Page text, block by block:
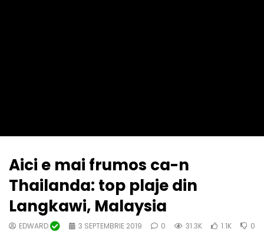
Aici e mai frumos ca-n
Thailanda: top plaje din
Langkawi, Malaysia
EDWARD 3 SEPTEMBRIE 2019 0 31.3K 1.1K 0